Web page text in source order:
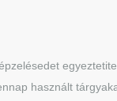
használt